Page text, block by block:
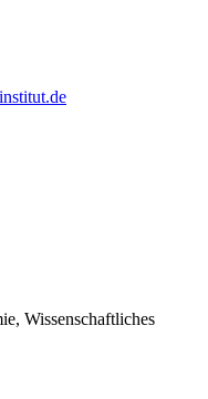
Wissenschaftliches